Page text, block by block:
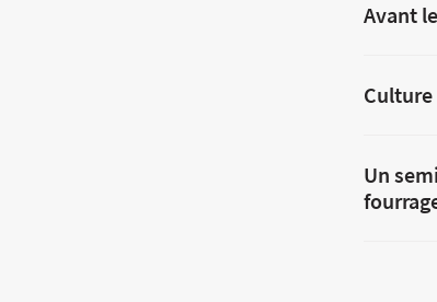
Avant
Culture
Un